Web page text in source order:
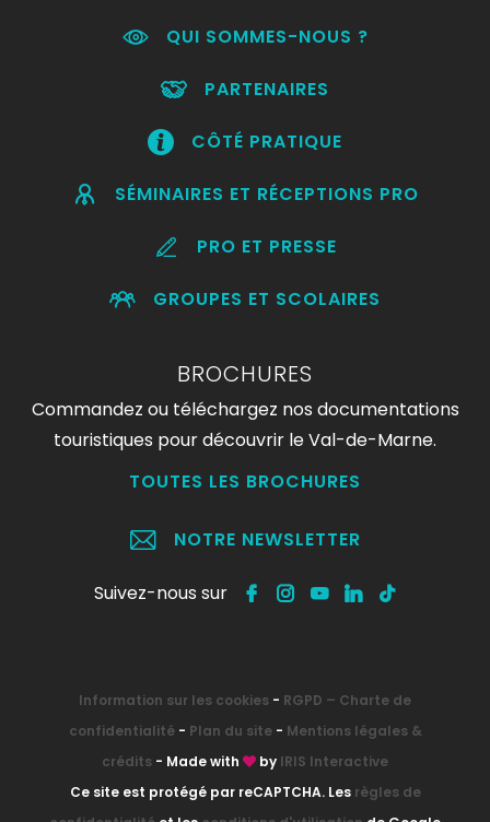
QUI SOMMES-NOUS ?
PARTENAIRES
CÔTÉ PRATIQUE
SÉMINAIRES ET RÉCEPTIONS PRO
PRO ET PRESSE
GROUPES ET SCOLAIRES
BROCHURES
Commandez ou téléchargez nos documentations
touristiques pour découvrir le Val-de-Marne.
TOUTES LES BROCHURES
NOTRE NEWSLETTER
Suivez-nous sur
Information sur les cookies - RGPD – Charte de
confidentialité- Plan du site- Mentions légales &
crédits - Made with by IRIS Interactive
Ce site est protégé par reCAPTCHA. Les règles de